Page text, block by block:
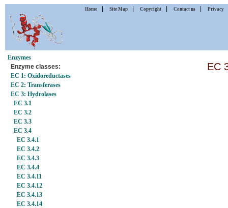
Home Site Map Copyright Contact us Privacy
Enzymes
Enzyme classes:
EC 1: Oxidoreductases
EC 2: Transferases
EC 3: Hydrolases
EC 3.1
EC 3.2
EC 3.3
EC 3.4
EC 3.4.1
EC 3.4.2
EC 3.4.3
EC 3.4.4
EC 3.4.11
EC 3.4.12
EC 3.4.13
EC 3.4.14
EC